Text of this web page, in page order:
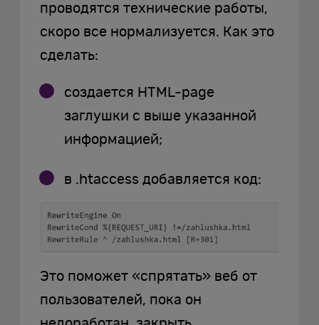
проводятся технические работы,
скоро все нормализуется. Как это
сделать:
создается HTML-page
заглушки с выше указанной
информацией;
в .htaccess добавляется код:
Это поможет «спрятать» веб от
пользователей, пока он